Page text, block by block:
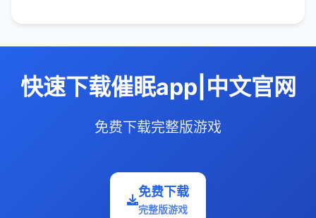
快速下载催眠app|中文官网
免费下载完整版游戏
免费下载
完整版游戏